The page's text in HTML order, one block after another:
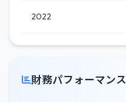
2022
財務パフォーマンス